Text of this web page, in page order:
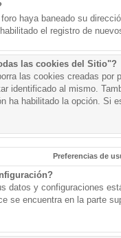
haya baneado su
el registro de
las cookies del Sitio"?
las cookies creadas por
identificado al mismo.
ha habilitado la opción. Si
Preferencias de
datos y configuraciones
se encuentra en la parte